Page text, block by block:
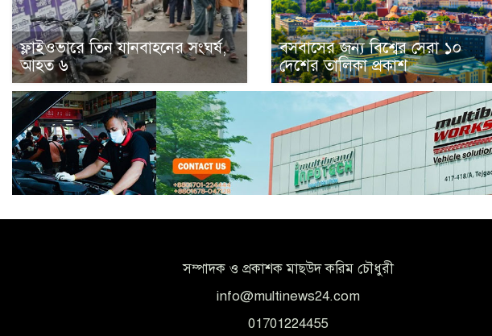
ফ্লাইওভারে তিন যানবাহনের সংঘর্ষ,
আহত ৬
বসবাসের জন্য বিশ্বের সেরা ১০
দেশের তালিকা প্রকাশ
সম্পাদক ও প্রকাশক মাছউদ করিম চৌধুরী
info@multinews24.com
01701224455